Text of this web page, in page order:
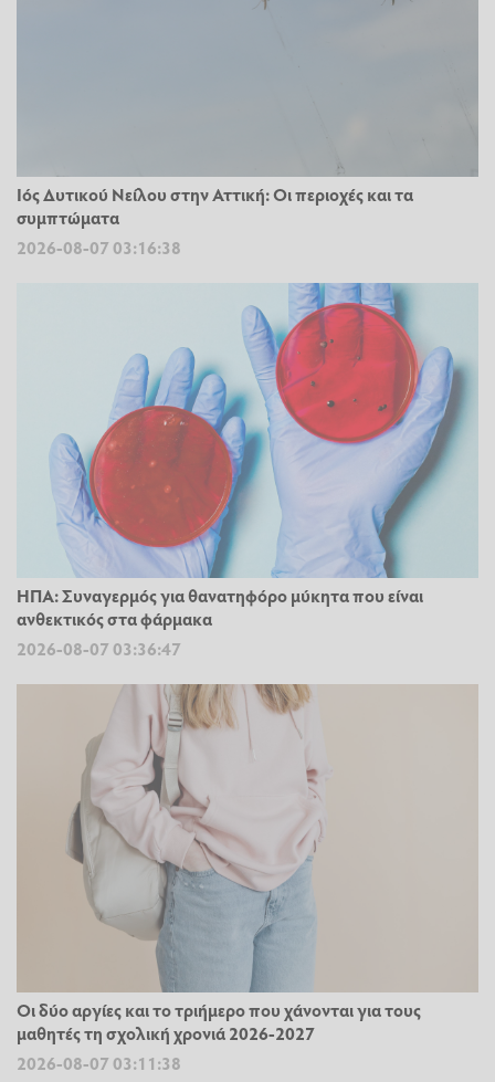
Ιός Δυτικού Νείλου στην Αττική: Οι περιοχές και τα
συμπτώματα
2026-08-07 03:16:38
ΗΠΑ: Συναγερμός για θανατηφόρο μύκητα που είναι
ανθεκτικός στα φάρμακα
2026-08-07 03:36:47
Οι δύο αργίες και το τριήμερο που χάνονται για τους
μαθητές τη σχολική χρονιά 2026-2027
2026-08-07 03:11:38